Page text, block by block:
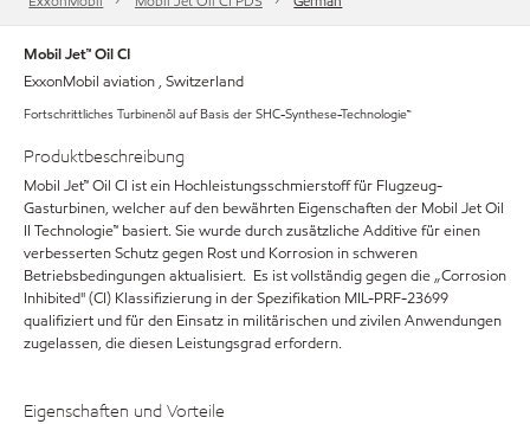
Mobil Jet™ Oil CI
ExxonMobil aviation , Switzerland
Fortschrittliches Turbinenöl auf Basis der SHC-Synthese-Technologie™
Produktbeschreibung
Mobil Jet™ Oil CI ist ein Hochleistungsschmierstoff für Flugzeug-
Gasturbinen, welcher auf den bewährten Eigenschaften der Mobil Jet Oil
II Technologie™ basiert. Sie wurde durch zusätzliche Additive für einen
verbesserten Schutz gegen Rost und Korrosion in schweren
Betriebsbedingungen aktualisiert. Es ist vollständig gegen die „Corrosion
Inhibited" (CI) Klassifizierung in der Spezifikation MIL-PRF-23699
qualifiziert und für den Einsatz in militärischen und zivilen Anwendungen
zugelassen, die diesen Leistungsgrad erfordern.
Eigenschaften und Vorteile